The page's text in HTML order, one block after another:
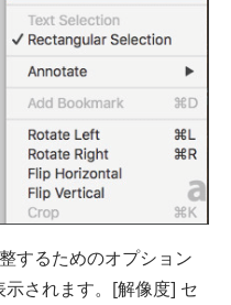
するためのオプション
されます。[解像度] セ